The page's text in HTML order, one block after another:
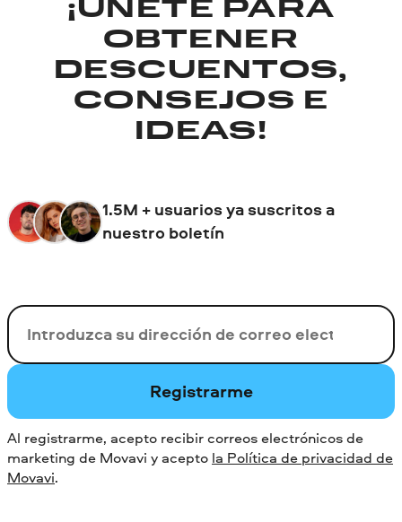
¡ÚNETE PARA
OBTENER
DESCUENTOS,
CONSEJOS E
IDEAS!
1.5M + usuarios ya suscritos a
nuestro boletín
Su correo electrónico
Registrarme
Al registrarme, acepto recibir correos electrónicos de
marketing de Movavi y acepto la Política de privacidad de
Movavi.